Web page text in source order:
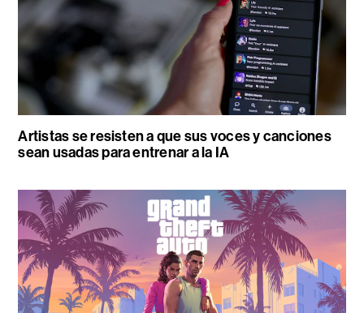
Artistas se resisten a que sus voces y canciones
sean usadas para entrenar a la IA